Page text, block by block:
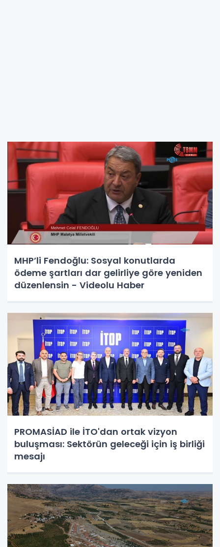
MHP’li Fendoğlu: Sosyal konutlarda
ödeme şartları dar gelirliye göre yeniden
düzenlensin - Videolu Haber
PROMASİAD ile İTO'dan ortak vizyon
buluşması: Sektörün geleceği için iş birliği
mesajı